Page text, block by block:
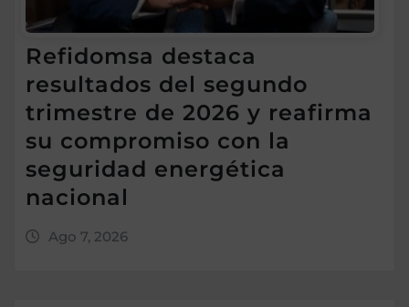
Refidomsa destaca
resultados del segundo
trimestre de 2026 y reafirma
su compromiso con la
seguridad energética
nacional
Ago 7, 2026